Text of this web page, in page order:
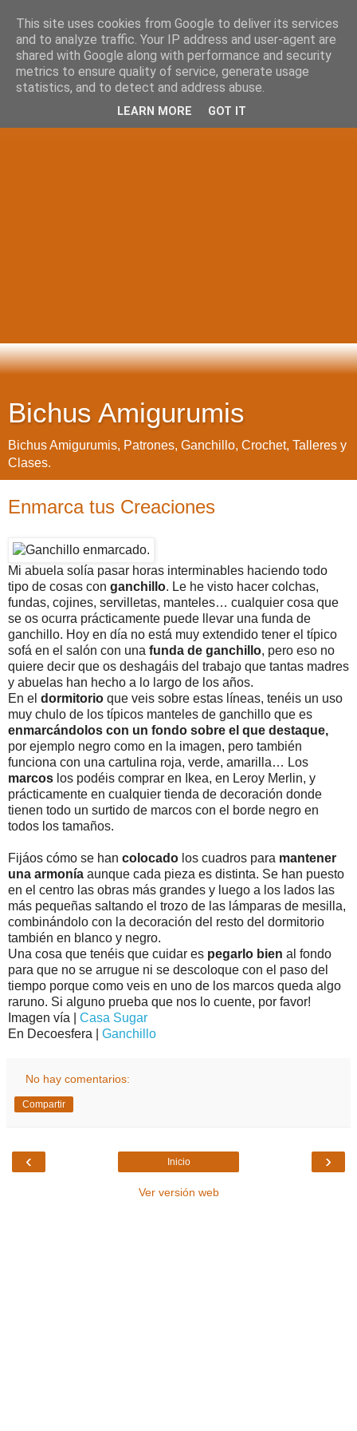
Bichus Amigurumis
Bichus Amigurumis, Patrones, Ganchillo, Crochet, Talleres y
Clases.
Enmarca tus Creaciones
Mi abuela solía pasar horas interminables haciendo todo
tipo de cosas con ganchillo. Le he visto hacer colchas,
fundas, cojines, servilletas, manteles… cualquier cosa que
se os ocurra prácticamente puede llevar una funda de
ganchillo. Hoy en día no está muy extendido tener el típico
sofá en el salón con una funda de ganchillo, pero eso no
quiere decir que os deshagáis del trabajo que tantas madres
y abuelas han hecho a lo largo de los años.
En el dormitorio que veis sobre estas líneas, tenéis un uso
muy chulo de los típicos manteles de ganchillo que es
enmarcándolos con un fondo sobre el que destaque,
por ejemplo negro como en la imagen, pero también
funciona con una cartulina roja, verde, amarilla… Los
marcos los podéis comprar en Ikea, en Leroy Merlin, y
prácticamente en cualquier tienda de decoración donde
tienen todo un surtido de marcos con el borde negro en
todos los tamaños.
Fijáos cómo se han colocado los cuadros para mantener
una armonía aunque cada pieza es distinta. Se han puesto
en el centro las obras más grandes y luego a los lados las
más pequeñas saltando el trozo de las lámparas de mesilla,
combinándolo con la decoración del resto del dormitorio
también en blanco y negro.
Una cosa que tenéis que cuidar es pegarlo bien al fondo
para que no se arrugue ni se descoloque con el paso del
tiempo porque como veis en uno de los marcos queda algo
raruno. Si alguno prueba que nos lo cuente, por favor!
Imagen vía | Casa Sugar
En Decoesfera | Ganchillo
No hay comentarios:
Compartir
‹ ›
Inicio
Ver versión web
This site uses cookies from Google to deliver its services
and to analyze traffic. Your IP address and user-agent are
shared with Google along with performance and security
metrics to ensure quality of service, generate usage
statistics, and to detect and address abuse.
LEARN MORE GOT IT